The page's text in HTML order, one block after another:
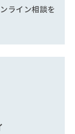
ライン相談を